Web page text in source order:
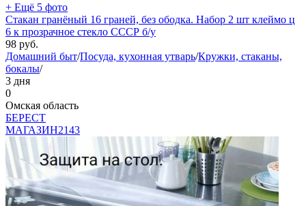
+ Ещё 5 фото
Стакан гранёный 16 граней, без ободка. Набор 2 шт клеймо ц
6 к прозрачное стекло СССР б/у
98 руб.
Домашний быт/Посуда, кухонная утварь/Кружки, стаканы,
бокалы/
3 дня
0
Омская область
БEPECT
МАГАЗИН2143